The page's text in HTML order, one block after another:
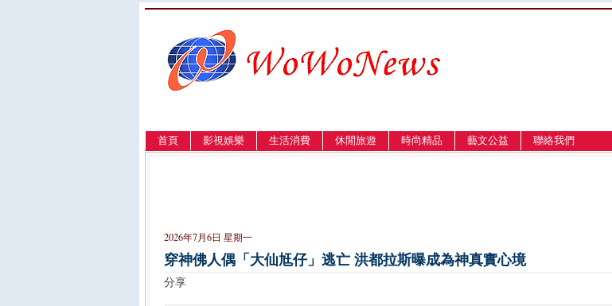
首頁 影視娛樂 生活消費 休閒旅遊 時尚精品 藝文公益 聯絡我們
2026年7月6日 星期一
穿神佛人偶「大仙尪仔」逃亡 洪都拉斯曝成為神真實心境
分享